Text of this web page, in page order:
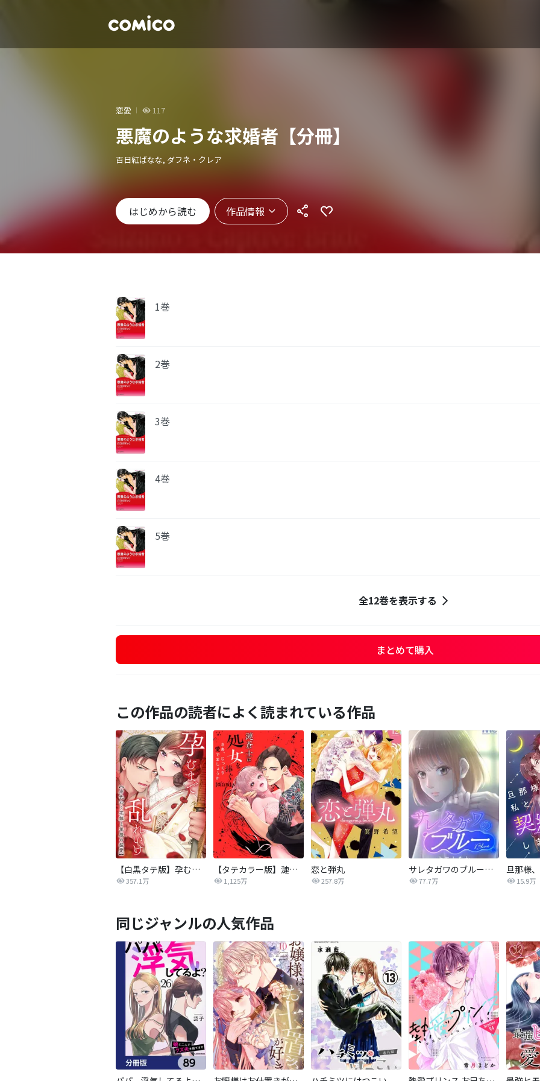
恋愛 117
悪魔のような求婚者【分冊】
百日紅ばなな, ダフネ・クレア
はじめから読む 作品情報
1巻
2巻
3巻
4巻
5巻
全12巻を表示する
まとめて購入
この作品の読者によく読まれている作品
【白黒タテ版】孕むまで乱れいけ～身代わり花嫁と軍服の猛愛
357.1万
【タテカラー版】漣蒼士に処女を捧ぐ～さあ、じっくり愛でましょうか
1,125万
恋と弾丸
257.8万
サレタガワのブルー【タテヨミ】
77.7万 15.9万
同じジャンルの人気作品